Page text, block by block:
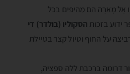
אָל מָארֶה הם מהיפים בכל
ידוע בזכות הסקוליו (בולדר) די
על החוף וטיול קצר בטיילת
דרומה ברכבת ללה ספציה,